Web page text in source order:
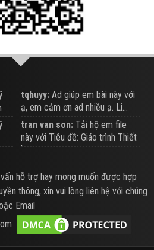
tqhuyy: Ad giúp em bài này với
ạ, em cảm ơn ad nhiều ạ. Li...
tran van son: Tải hộ em file
này với Tiêu đề: Giáo trình Thiết
b...
hỗ trợ hay mong muốn được hợp
thông, xin vui lòng liên hệ với chúng
Email